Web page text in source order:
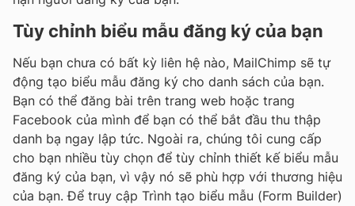
Tùy chỉnh biểu mẫu đăng ký của bạn
Nếu bạn chưa có bất kỳ liên hệ nào, MailChimp sẽ tự
động tạo biểu mẫu đăng ký cho danh sách của bạn.
Bạn có thể đăng bài trên trang web hoặc trang
Facebook của mình để bạn có thể bắt đầu thu thập
danh bạ ngay lập tức. Ngoài ra, chúng tôi cung cấp
cho bạn nhiều tùy chọn để tùy chỉnh thiết kế biểu mẫu
đăng ký của bạn, vì vậy nó sẽ phù hợp với thương hiệu
của bạn. Để truy cập Trình tạo biểu mẫu (Form Builder)